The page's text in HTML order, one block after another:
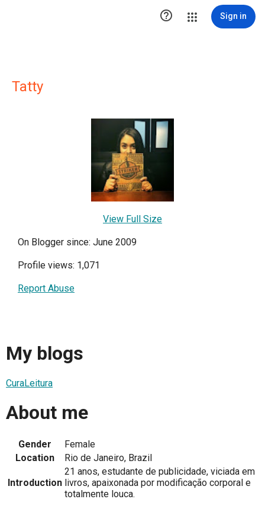
 Sign in
Tatty
View Full Size
On Blogger since: June 2009
Profile views: 1,071
Report Abuse
My blogs
CuraLeitura
About me
Gender
Female
Location
Rio de Janeiro, Brazil
Introduction
21 anos, estudante de publicidade, viciada em
livros, apaixonada por modificação corporal e
totalmente louca.